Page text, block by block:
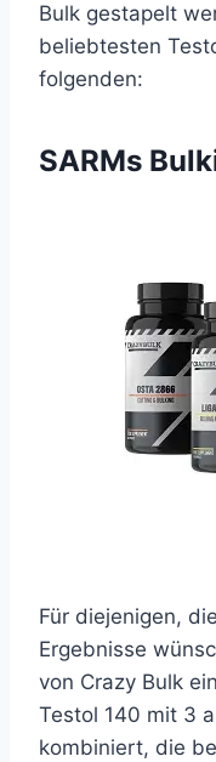
Bulk gestapelt
beliebtesten
folgenden:
SARMs
Für diejenigen,
Ergebnisse
von Crazy Bulk
Testol 140 mit 3
kombiniert, die